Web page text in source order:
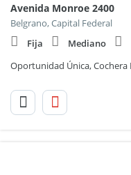
Avenida Monroe 2400
Belgrano, Capital Federal
Fija
Mediano
Oportunidad Única, Cochera